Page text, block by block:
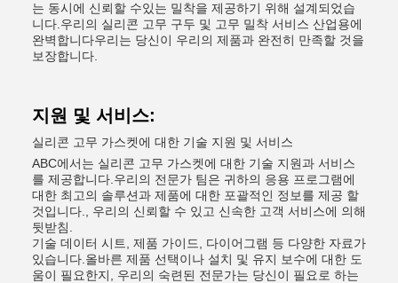
는 동시에 신뢰할 수있는 밀착을 제공하기 위해 설계되었습
니다.우리의 실리콘 고무 구두 및 고무 밀착 서비스 산업용에
완벽합니다우리는 당신이 우리의 제품과 완전히 만족할 것을
보장합니다.
지원 및 서비스:
실리콘 고무 가스켓에 대한 기술 지원 및 서비스
ABC에서는 실리콘 고무 가스켓에 대한 기술 지원과 서비스
를 제공합니다.우리의 전문가 팀은 귀하의 응용 프로그램에
대한 최고의 솔루션과 제품에 대한 포괄적인 정보를 제공 할
것입니다., 우리의 신뢰할 수 있고 신속한 고객 서비스에 의해
뒷받침.
기술 데이터 시트, 제품 가이드, 다이어그램 등 다양한 자료가
있습니다.올바른 제품 선택이나 설치 및 유지 보수에 대한 도
움이 필요한지, 우리의 숙련된 전문가는 당신이 필요로 하는